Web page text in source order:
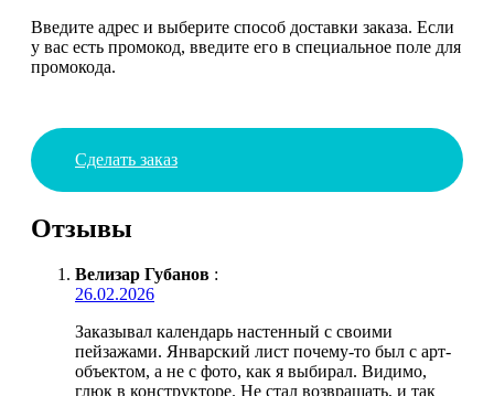
Введите адрес и выберите способ доставки заказа. Если
у вас есть промокод, введите его в специальное поле для
промокода.
Сделать заказ
Отзывы
Велизар Губанов :
26.02.2026
Заказывал календарь настенный с своими
пейзажами. Январский лист почему-то был с арт-
объектом, а не с фото, как я выбирал. Видимо,
глюк в конструкторе. Не стал возвращать, и так